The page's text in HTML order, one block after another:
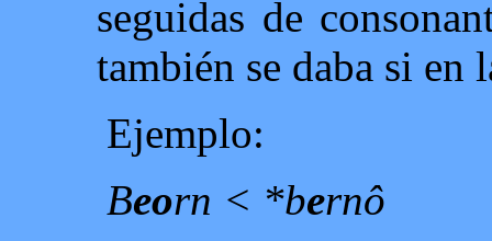
seguidas de
también se daba si en
Ejemplo:
Beorn < *bernô